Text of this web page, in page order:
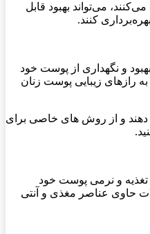
رعایت می‌کنند، می‌تواند بهبود قابل
کنند.
و نگهداری از پوست خود
رازهای زیبایی پوست زنان
دهند و از روش های خاصی برای
تغذیه و نرمی پوست خود
حاوی عناصر مغذی و آنتی